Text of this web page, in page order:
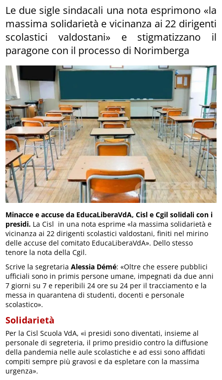
Le due sigle sindacali una nota esprimono «la
massima solidarietà e vicinanza ai 22 dirigenti
scolastici valdostani» e stigmatizzano il
paragone con il processo di Norimberga
Minacce e accuse da EducaLiberaVdA, Cisl e Cgil solidali con i
presidi. La Cisl in una nota esprime «la massima solidarietà e
vicinanza ai 22 dirigenti scolastici valdostani, finiti nel mirino
delle accuse del comitato EducaLiberaVdA». Dello stesso
tenore la nota della Cgil.
Scrive la segretariaAlessia Démé: «Oltre che essere pubblici
ufficiali sono in primis persone umane, impegnati da due anni
7 giorni su 7 e reperibili 24 ore su 24 per il tracciamento e la
messa in quarantena di studenti, docenti e personale
scolastico».
Solidarietà
Per la Cisl Scuola VdA, «i presidi sono diventati, insieme al
personale di segreteria, il primo presidio contro la diffusione
della pandemia nelle aule scolastiche e ad essi sono affidati
compiti sempre più gravosi e da espletare con la massima
urgenza».